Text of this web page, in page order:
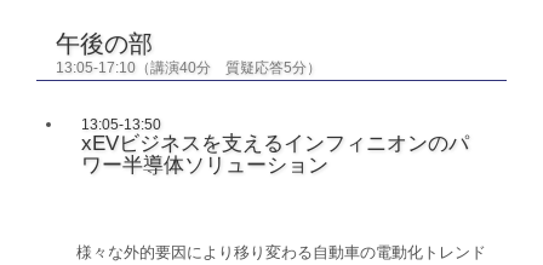
午後の部
13:05-17:10（講演40分 質疑応答5分）
13:05-13:50
xEVビジネスを支えるインフィニオンのパ
ワー半導体ソリューション
様々な外的要因により移り変わる自動車の電動化トレンド